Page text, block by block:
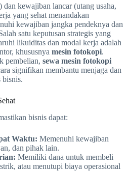
dan kewajiban lancar (utang usaha,
yang sehat menandakan
kewajiban jangka pendeknya dan
satu keputusan strategis yang
likuiditas dan modal kerja adalah
khususnya mesin fotokopi.
pembelian, sewa mesin fotokopi
signifikan membantu menjaga dan
bisnis.
bisnis dapat:
Waktu: Memenuhi kewajiban
dan pihak lain.
Memiliki dana untuk membeli
atau menutupi biaya operasional